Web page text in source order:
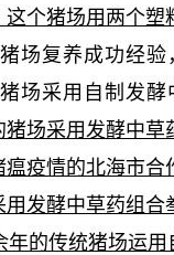
个猪场用两个
场复养成功经
场采用自制发酵
场采用发酵中草
疫情的北海市
发酵中草药组合
年的传统猪场运